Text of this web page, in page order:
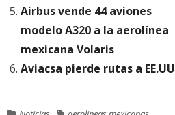
Airbus vende 44 aviones
modelo A320 a la aerolínea
mexicana Volaris
Aviacsa pierde rutas a EE.UU